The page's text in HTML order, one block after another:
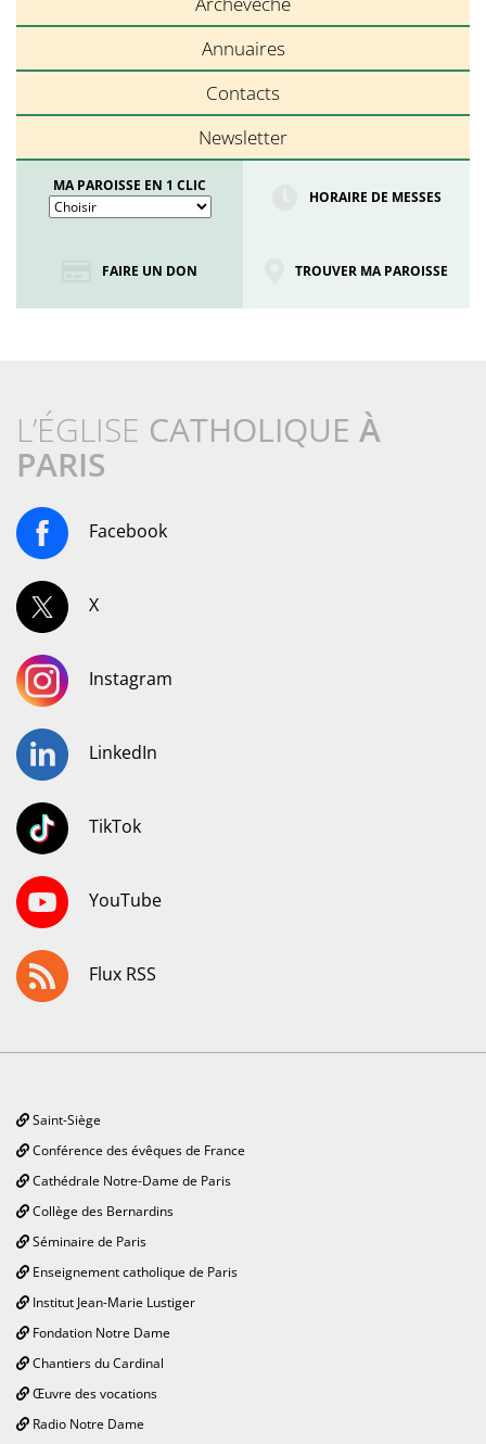
Annuaires
Contacts
Newsletter
MA PAROISSE EN 1 CLIC
HORAIRE DE MESSES
FAIRE UN DON TROUVER MA PAROISSE
L’ÉGLISE CATHOLIQUE À
PARIS
Facebook
X
Instagram
LinkedIn
TikTok
YouTube
Flux RSS
Saint-Siège
Conférence des évêques de France
Cathédrale Notre-Dame de Paris
Collège des Bernardins
Séminaire de Paris
Enseignement catholique de Paris
Institut Jean-Marie Lustiger
Fondation Notre Dame
Chantiers du Cardinal
Œuvre des vocations
Radio Notre Dame